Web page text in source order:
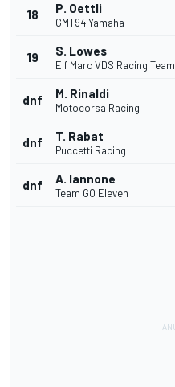
18 P. Oettli
GMT94 Yamaha
19 S. Lowes
Elf Marc VDS Racing Team
dnf M. Rinaldi
Motocorsa Racing
dnf T. Rabat
Puccetti Racing
dnf A. Iannone
Team GO Eleven